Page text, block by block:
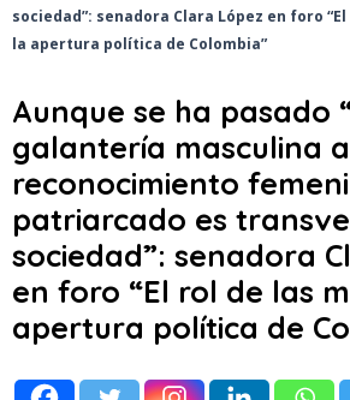
sociedad”: senadora Clara López en foro
la apertura política de Colombia”
Aunque se ha pasado
galantería masculina
reconocimiento
patriarcado es
sociedad”: senadora
en foro “El rol de las
apertura política de